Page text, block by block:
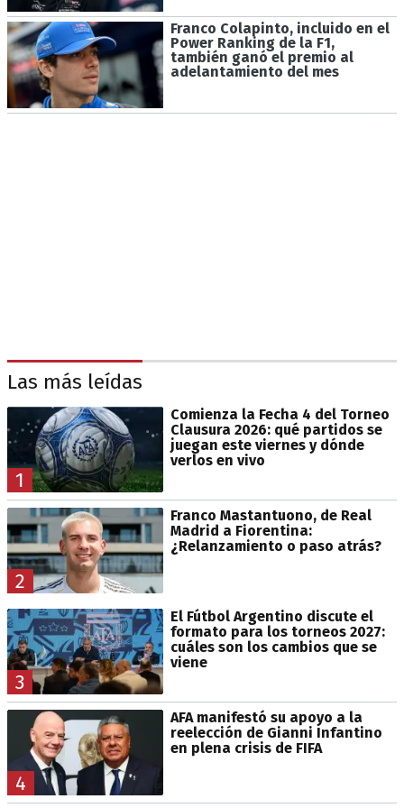
Franco Colapinto, incluido en el
Power Ranking de la F1,
también ganó el premio al
adelantamiento del mes
Las más leídas
1
Comienza la Fecha 4 del Torneo
Clausura 2026: qué partidos se
juegan este viernes y dónde
verlos en vivo
2
Franco Mastantuono, de Real
Madrid a Fiorentina:
¿Relanzamiento o paso atrás?
3
El Fútbol Argentino discute el
formato para los torneos 2027:
cuáles son los cambios que se
viene
4
AFA manifestó su apoyo a la
reelección de Gianni Infantino
en plena crisis de FIFA